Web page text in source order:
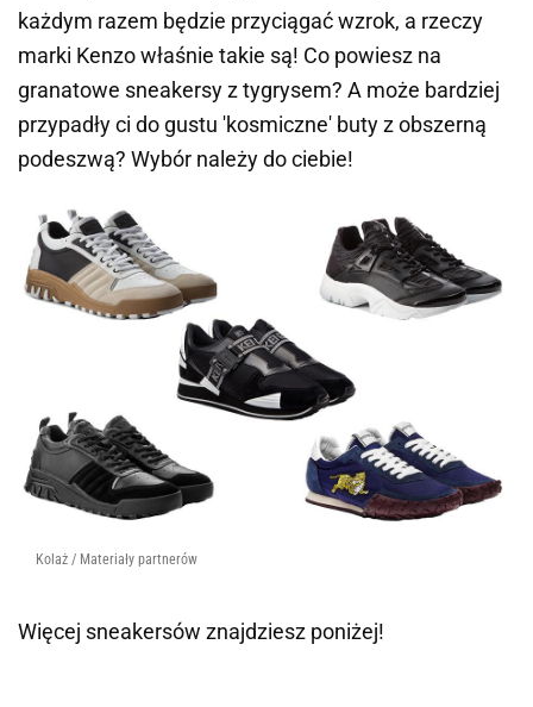
każdym razem będzie przyciągać wzrok, a rzeczy
marki Kenzowłaśnie takie są! Co powiesz na
granatowe sneakersy z tygrysem? A może bardziej
przypadły ci do gustu 'kosmiczne' buty z obszerną
podeszwą? Wybór należy do ciebie!
Kolaż / Materiały partnerów
Więcej sneakersów znajdziesz poniżej!